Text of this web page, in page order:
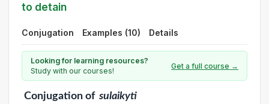
to detain
Conjugation Examples (10) Details
Looking for learning resources?
Study with our courses!
Get a full course →
Conjugationof sulaikyti